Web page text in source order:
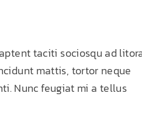
taciti sociosqu ad
mattis, tortor neque
Nunc feugiat mi a tellus